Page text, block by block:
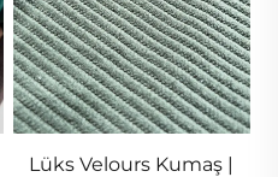
Lüks Velours Kumaş |